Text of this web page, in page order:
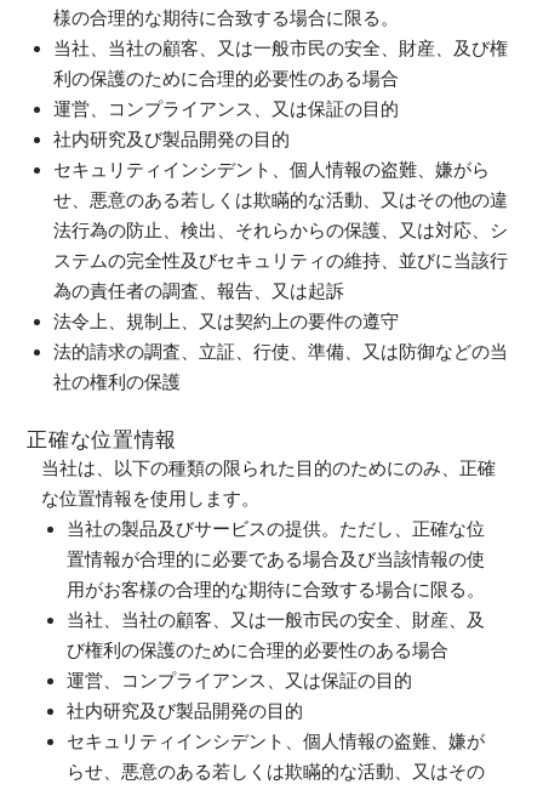
様の合理的な期待に合致する場合に限る。
当社、当社の顧客、又は一般市民の安全、財産、及び権
利の保護のために合理的必要性のある場合
運営、コンプライアンス、又は保証の目的
社内研究及び製品開発の目的
セキュリティインシデント、個人情報の盗難、嫌がら
せ、悪意のある若しくは欺瞞的な活動、又はその他の違
法行為の防止、検出、それらからの保護、又は対応、シ
ステムの完全性及びセキュリティの維持、並びに当該行
為の責任者の調査、報告、又は起訴
法令上、規制上、又は契約上の要件の遵守
法的請求の調査、立証、行使、準備、又は防御などの当
社の権利の保護
正確な位置情報
当社は、以下の種類の限られた目的のためにのみ、正確
な位置情報を使用します。
当社の製品及びサービスの提供。ただし、正確な位
置情報が合理的に必要である場合及び当該情報の使
用がお客様の合理的な期待に合致する場合に限る。
当社、当社の顧客、又は一般市民の安全、財産、及
び権利の保護のために合理的必要性のある場合
運営、コンプライアンス、又は保証の目的
社内研究及び製品開発の目的
セキュリティインシデント、個人情報の盗難、嫌が
らせ、悪意のある若しくは欺瞞的な活動、又はその